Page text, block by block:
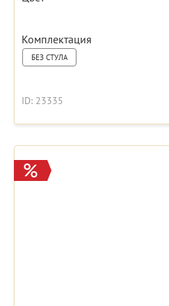
Комплектация
БЕЗ СТУЛА
ID: 23335